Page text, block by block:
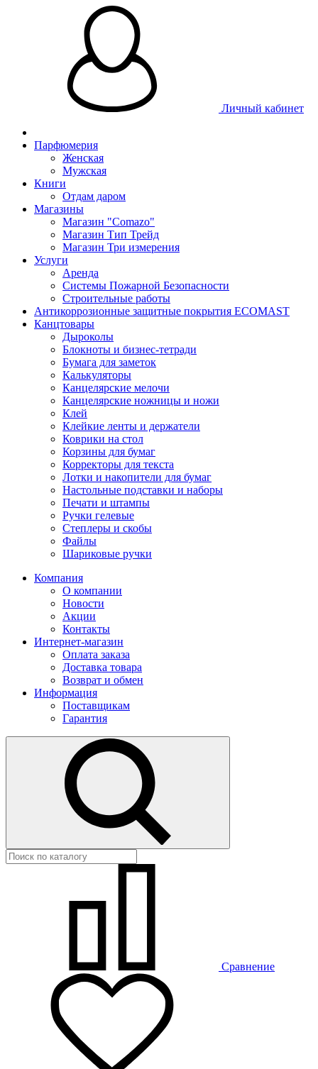
Личный кабинет
Парфюмерия
Женская
Мужская
Книги
Отдам даром
Магазины
Магазин "Comazo"
Магазин Тип Трейд
Магазин Три измерения
Услуги
Аренда
Системы Пожарной Безопасности
Строительные работы
Антикоррозионные защитные покрытия ECOMAST
Канцтовары
Дыроколы
Блокноты и бизнес-тетради
Бумага для заметок
Калькуляторы
Канцелярские мелочи
Канцелярские ножницы и ножи
Клей
Клейкие ленты и держатели
Коврики на стол
Корзины для бумаг
Корректоры для текста
Лотки и накопители для бумаг
Настольные подставки и наборы
Печати и штампы
Ручки гелевые
Степлеры и скобы
Файлы
Шариковые ручки
Компания
О компании
Новости
Акции
Контакты
Интернет-магазин
Оплата заказа
Доставка товара
Возврат и обмен
Информация
Поставщикам
Гарантия
Сравнение